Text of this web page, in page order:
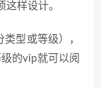
这样设计。
型或等级），
的vip就可以阅